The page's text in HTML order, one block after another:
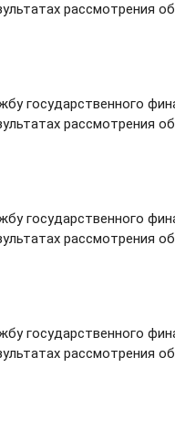
рассмотрения
государственного
рассмотрения
государственного
рассмотрения
государственного
рассмотрения